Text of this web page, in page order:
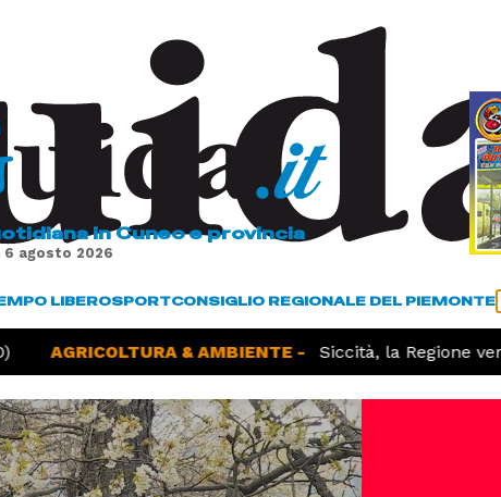
in Cuneo e provincia
6 agosto 2026
LIBEROSPORTCONSIGLIO REGIONALE DEL PIEMONTE
AGRICOLTURA & AMBIENTE - Siccità, la Regione